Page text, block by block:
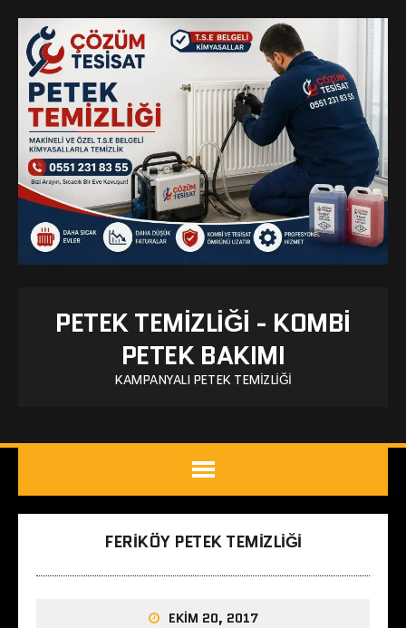
PETEK TEMIZLIĞI - KOMBI
PETEK BAKIMI
KAMPANYALI PETEK TEMIZLIĞI
FERIKÖY PETEK TEMIZLIĞI
EKIM 20, 2017